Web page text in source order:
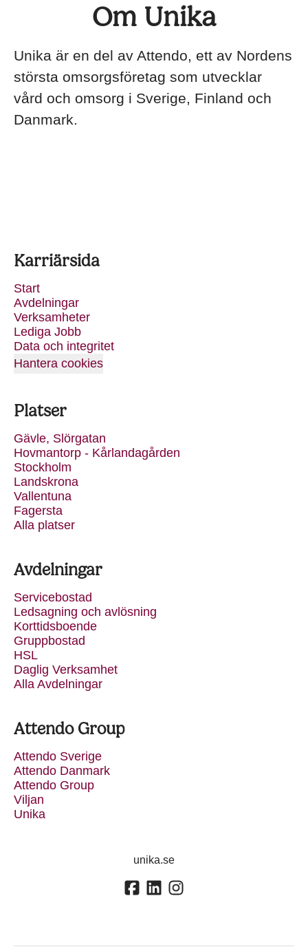
Om Unika
Unika är en del av Attendo, ett av Nordens
största omsorgsföretag som utvecklar
vård och omsorg i Sverige, Finland och
Danmark.
Karriärsida
Start
Avdelningar
Verksamheter
Lediga Jobb
Data och integritet
Hantera cookies
Platser
Gävle, Slörgatan
Hovmantorp - Kårlandagården
Stockholm
Landskrona
Vallentuna
Fagersta
Alla platser
Avdelningar
Servicebostad
Ledsagning och avlösning
Korttidsboende
Gruppbostad
HSL
Daglig Verksamhet
Alla Avdelningar
Attendo Group
Attendo Sverige
Attendo Danmark
Attendo Group
Viljan
Unika
unika.se